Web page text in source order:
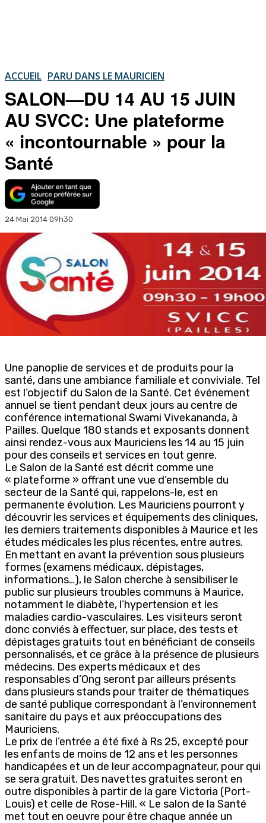
ACCUEIL PARU DANS LE MAURICIEN
SALON—DU 14 AU 15 JUIN
AU SVCC: Une plateforme
« incontournable » pour la
Santé
24 Mai 2014 09h30
Une panoplie de services et de produits pour la
santé, dans une ambiance familiale et conviviale. Tel
est l’objectif du Salon de la Santé. Cet événement
annuel se tient pendant deux jours au centre de
conférence international Swami Vivekananda, à
Pailles. Quelque 180 stands et exposants donnent
ainsi rendez-vous aux Mauriciens les 14 au 15 juin
pour des conseils et services en tout genre.
Le Salon de la Santé est décrit comme une
« plateforme » offrant une vue d’ensemble du
secteur de la Santé qui, rappelons-le, est en
permanente évolution. Les Mauriciens pourront y
découvrir les services et équipements des cliniques,
les derniers traitements disponibles à Maurice et les
études médicales les plus récentes, entre autres.
En mettant en avant la prévention sous plusieurs
formes (examens médicaux, dépistages,
informations…), le Salon cherche à sensibiliser le
public sur plusieurs troubles communs à Maurice,
notamment le diabète, l’hypertension et les
maladies cardio-vasculaires. Les visiteurs seront
donc conviés à effectuer, sur place, des tests et
dépistages gratuits tout en bénéficiant de conseils
personnalisés, et ce grâce à la présence de plusieurs
médecins. Des experts médicaux et des
responsables d’Ong seront par ailleurs présents
dans plusieurs stands pour traiter de thématiques
de santé publique correspondant à l’environnement
sanitaire du pays et aux préoccupations des
Mauriciens.
Le prix de l’entrée a été fixé à Rs 25, excepté pour
les enfants de moins de 12 ans et les personnes
handicapées et un de leur accompagnateur, pour qui
se sera gratuit. Des navettes gratuites seront en
outre disponibles à partir de la gare Victoria (Port-
Louis) et celle de Rose-Hill. « Le salon de la Santé
met tout en oeuvre pour être chaque année un